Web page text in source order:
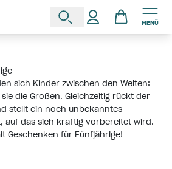
MENÜ
sich Kinder zwischen den Welten:
die Großen. Gleichzeitig rückt der
stellt ein noch unbekanntes
auf das sich kräftig vorbereitet wird.
Geschenken für Fünfjährige!